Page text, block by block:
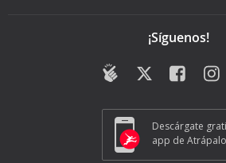
¡Síguenos!
Descárgate
app de Atrápalo